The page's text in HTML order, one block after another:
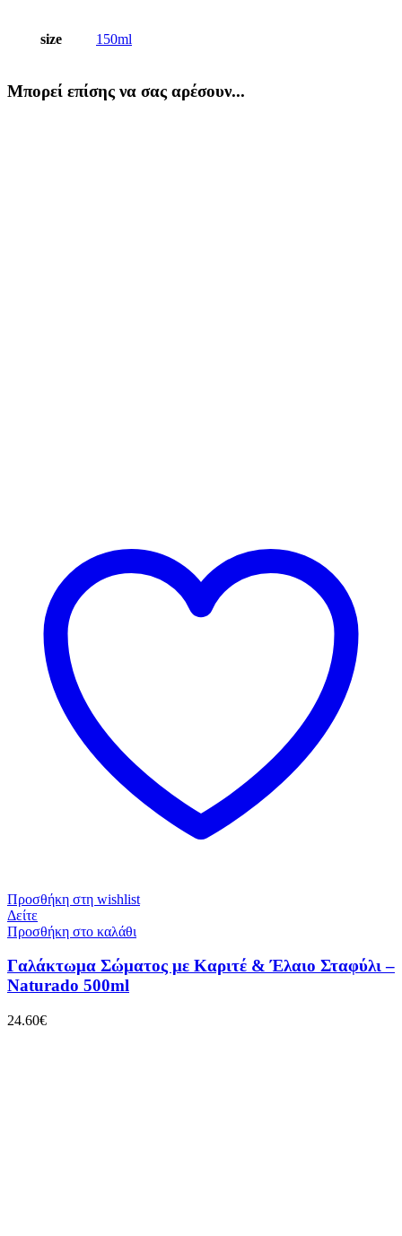
size 150ml
Μπορεί επίσης να σας αρέσουν...
Προσθήκη στη wishlist
Δείτε
Προσθήκη στο καλάθι
Γαλάκτωμα Σώματος με Kαριτέ & Έλαιο Σταφύλι –
Naturado 500ml
24.60€